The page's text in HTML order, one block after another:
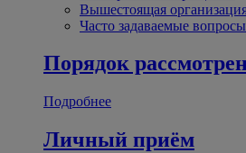
Вышестоящая
Часто задаваемые вопросы
Порядок
Подробнее
Личный приём